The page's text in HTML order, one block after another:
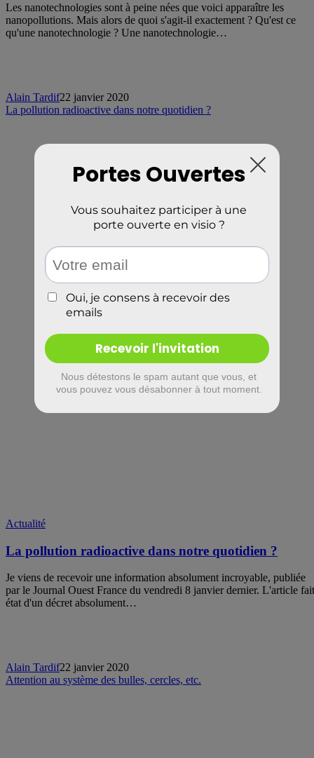
Les nanotechnologies sont à peine nées que voici apparaître les
nanopollutions. Mais alors de quoi s'agit-il exactement ? Qu'est ce
qu'une nanotechnologie ? Une nanotechnologie…
Alain Tardif22 janvier 2020
La pollution radioactive dans notre quotidien ?
Actualité
La pollution radioactive dans notre quotidien ?
Je viens de recevoir une information absolument incroyable, publiée
par le Journal Ouest France du vendredi 8 janvier dernier. L'article fait
état d'un décret absolument…
Alain Tardif22 janvier 2020
Attention au système des bulles, cercles, etc.